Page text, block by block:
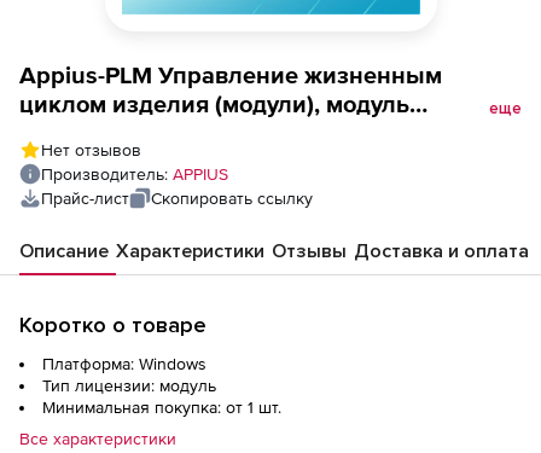
Appius-PLM Управление жизненным
циклом изделия (модули), модуль
еще
Нет отзывов
Производитель: APPIUS
Прайс-лист
Скопировать ссылку
Описание Характеристики Отзывы Доставка и оплата
Коротко о товаре
Платформа: Windows
Тип лицензии: модуль
Минимальная покупка: от 1 шт.
Все характеристики